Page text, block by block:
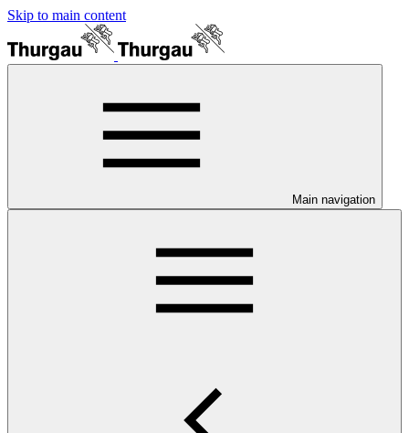
Skip to main content
Main navigation